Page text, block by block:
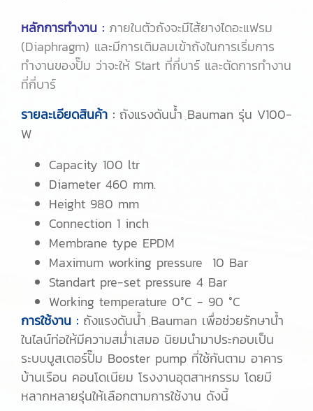
หลักการทำงาน : ภายในตัวถังจะมีไส้ยางไดอะแฟรม
(Diaphragm) และมีการเติมลมเข้าถังในการเริ่มการ
ทำงานของปั๊ม ว่าจะให้ Start ที่กี่บาร์ และตัดการทำงาน
ที่กี่บาร์
รายละเอียดสินค้า : ถังแรงดันน้ำ ฺBauman รุ่น V100-
W
Capacity 100 ltr
Diameter 460 mm.
Height 980 mm
Connection 1 inch
Membrane type EPDM
Maximum working pressure 10 Bar
Standart pre-set pressure 4 Bar
Working temperature 0°C - 90 °C
การใช้งาน : ถังแรงดันน้ำ ฺBauman เพื่อช่วยรักษาน้ำ
ในไลน์ท่อให้มีความสม่ำเสมอ นิยมนำมาประกอบเป็น
ระบบบูสเตอร์ปั๊ม Booster pump ที่ใช้กันตาม อาคาร
บ้านเรือน คอนโดเนียม โรงงานอุตสาหกรรม โดยมี
หลากหลายรุ่นให้เลือกตามการใช้งาน ดังนี้